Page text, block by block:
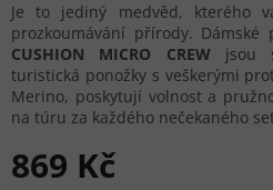
869 Kč
Je to jediný medvěd, kterého
prozkoumávání přírody. Dámské
CUSHION MICRO CREW jsou
turistická ponožky s veškerými
Merino, poskytují volnost a
na túru za každého nečekaného